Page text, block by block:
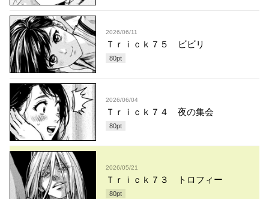
2026/06/11
Ｔｒｉｃｋ７５ ビビリ
80pt
2026/06/04
Ｔｒｉｃｋ７４ 夜の集会
80pt
2026/05/21
Ｔｒｉｃｋ７３ トロフィー
80pt